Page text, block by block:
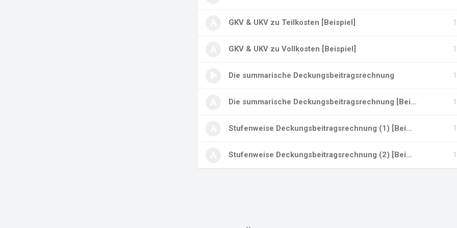
GKV & UKV zu Teilkosten [Beispiel]
GKV & UKV zu Vollkosten [Beispiel]
Die summarische Deckungsbeitragsrechnung
Die summarische Deckungsbeitragsrechnung [Bei...
Stufenweise Deckungsbeitragsrechnung (1) [Bei...
Stufenweise Deckungsbeitragsrechnung (2) [Bei...